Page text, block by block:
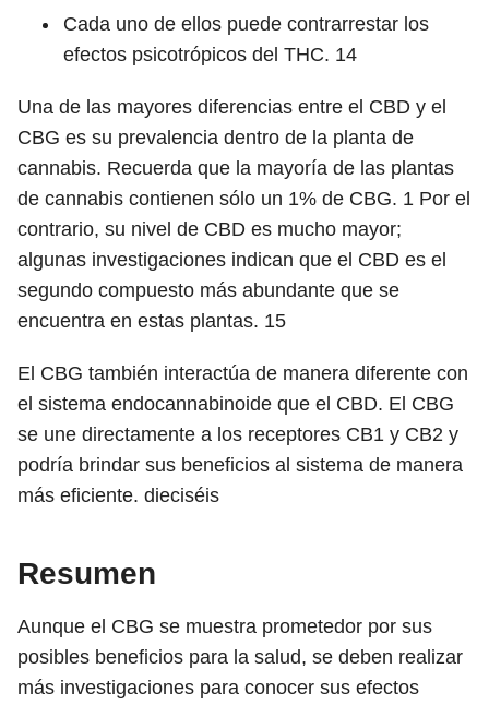
Cada uno de ellos puede contrarrestar los
efectos psicotrópicos del THC. 14
Una de las mayores diferencias entre el CBD y el
CBG es su prevalencia dentro de la planta de
cannabis. Recuerda que la mayoría de las plantas
de cannabis contienen sólo un 1% de CBG. 1 Por el
contrario, su nivel de CBD es mucho mayor;
algunas investigaciones indican que el CBD es el
segundo compuesto más abundante que se
encuentra en estas plantas. 15
El CBG también interactúa de manera diferente con
el sistema endocannabinoide que el CBD. El CBG
se une directamente a los receptores CB1 y CB2 y
podría brindar sus beneficios al sistema de manera
más eficiente. dieciséis
Resumen
Aunque el CBG se muestra prometedor por sus
posibles beneficios para la salud, se deben realizar
más investigaciones para conocer sus efectos